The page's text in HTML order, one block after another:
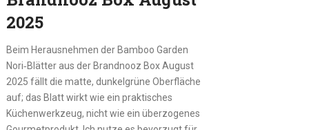
2025
Beim Herausnehmen der Bamboo Garden
Nori‑Blätter aus der Brandnooz Box August
2025 fällt die matte, dunkelgrüne Oberfläche
auf; das Blatt wirkt wie ein praktisches
Küchenwerkzeug, nicht wie ein überzogenes